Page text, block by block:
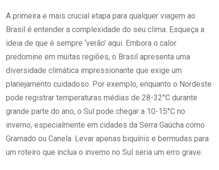
A primeira e mais crucial etapa para qualquer viagem ao
Brasil é entender a complexidade do seu clima. Esqueça a
ideia de que é sempre ‘verão’ aqui. Embora o calor
predomine em muitas regiões, o Brasil apresenta uma
diversidade climática impressionante que exige um
planejamento cuidadoso. Por exemplo, enquanto o Nordeste
pode registrar temperaturas médias de 28-32°C durante
grande parte do ano, o Sul pode chegar a 10-15°C no
inverno, especialmente em cidades da Serra Gaúcha como
Gramado ou Canela. Levar apenas biquínis e bermudas para
um roteiro que inclua o inverno no Sul seria um erro grave.